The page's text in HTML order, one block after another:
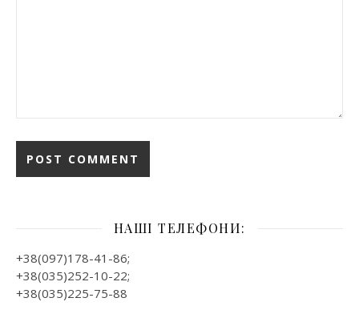
НАШІ ТЕЛЕФОНИ:
+38(097)178-41-86;
+38(035)252-10-22;
+38(035)225-75-88